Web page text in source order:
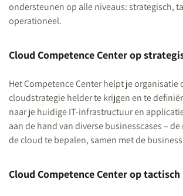
ondersteunen op alle niveaus: strategisch,
operationeel.
Cloud Competence Center op
Het Competence Center helpt je organisatie
cloudstrategie helder te krijgen en te
naar je huidige IT-infrastructuur en
aan de hand van diverse businesscases –
de cloud te bepalen, samen met de
Cloud Competence Center op tactisch